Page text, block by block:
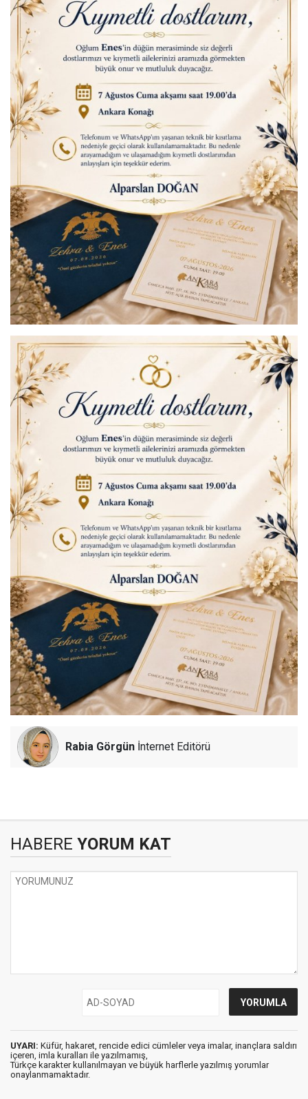
Rabia Görgün İnternet Editörü
HABERE YORUM KAT
UYARI: Küfür, hakaret, rencide edici cümleler veya imalar, inançlara saldırı
içeren, imla kuralları ile yazılmamış,
Türkçe karakter kullanılmayan ve büyük harflerle yazılmış yorumlar
onaylanmamaktadır.